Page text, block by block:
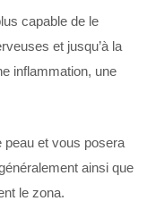
capable de le
et jusqu’à la
inflammation, une
peau et vous posera
ainsi que
le zona.